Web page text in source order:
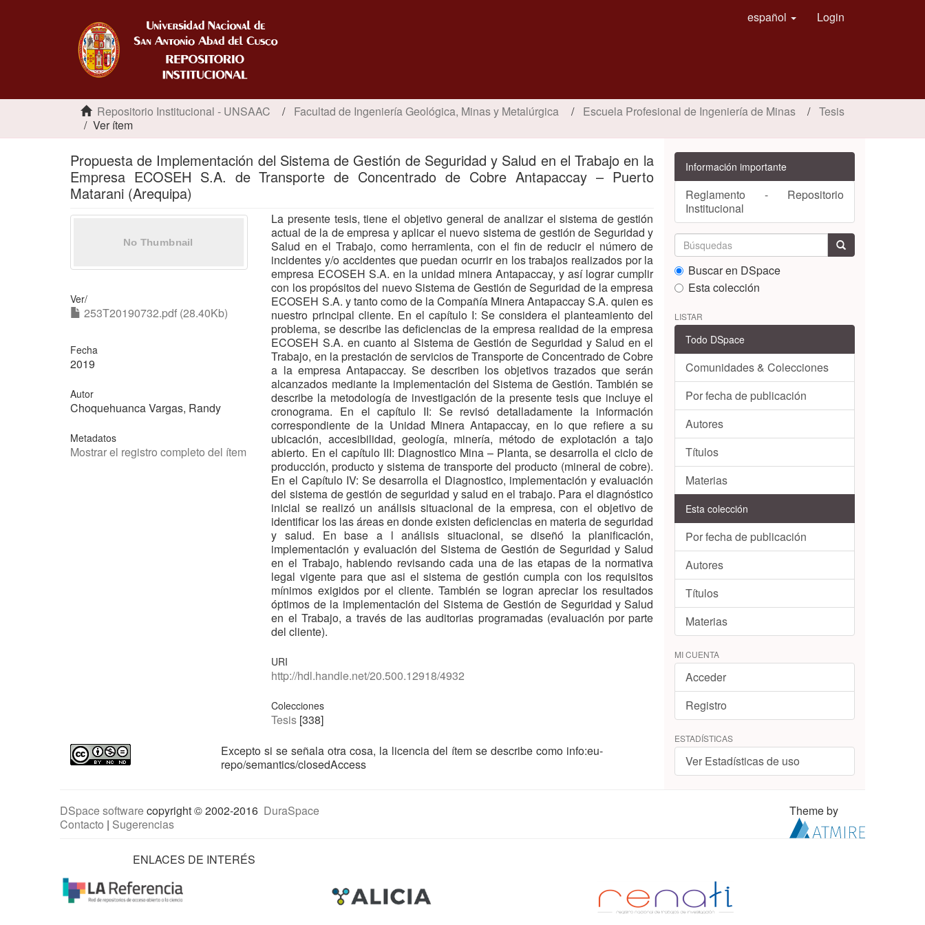
español Login
Repositorio Institucional - UNSAAC Facultad de Ingeniería Geológica, Minas y Metalúrgica Escuela Profesional de Ingeniería de Minas
Tesis
Ver ítem
Propuesta de Implementación del Sistema de Gestión de Seguridad y Salud en el Trabajo en la
Empresa ECOSEH S.A. de Transporte de Concentrado de Cobre Antapaccay – Puerto
Matarani (Arequipa)
Ver/
253T20190732.pdf (28.40Kb)
Fecha
2019
Autor
Choquehuanca Vargas, Randy
Metadatos
Mostrar el registro completo del ítem
La presente tesis, tiene el objetivo general de analizar el sistema de gestión
actual de la de empresa y aplicar el nuevo sistema de gestión de Seguridad y
Salud en el Trabajo, como herramienta, con el fin de reducir el número de
incidentes y/o accidentes que puedan ocurrir en los trabajos realizados por la
empresa ECOSEH S.A. en la unidad minera Antapaccay, y así lograr cumplir
con los propósitos del nuevo Sistema de Gestión de Seguridad de la empresa
ECOSEH S.A. y tanto como de la Compañía Minera Antapaccay S.A. quien es
nuestro principal cliente. En el capítulo I: Se considera el planteamiento del
problema, se describe las deficiencias de la empresa realidad de la empresa
ECOSEH S.A. en cuanto al Sistema de Gestión de Seguridad y Salud en el
Trabajo, en la prestación de servicios de Transporte de Concentrado de Cobre
a la empresa Antapaccay. Se describen los objetivos trazados que serán
alcanzados mediante la implementación del Sistema de Gestión. También se
describe la metodología de investigación de la presente tesis que incluye el
cronograma. En el capítulo II: Se revisó detalladamente la información
correspondiente de la Unidad Minera Antapaccay, en lo que refiere a su
ubicación, accesibilidad, geología, minería, método de explotación a tajo
abierto. En el capítulo III: Diagnostico Mina – Planta, se desarrolla el ciclo de
producción, producto y sistema de transporte del producto (mineral de cobre).
En el Capítulo IV: Se desarrolla el Diagnostico, implementación y evaluación
del sistema de gestión de seguridad y salud en el trabajo. Para el diagnóstico
inicial se realizó un análisis situacional de la empresa, con el objetivo de
identificar los las áreas en donde existen deficiencias en materia de seguridad
y salud. En base a l análisis situacional, se diseñó la planificación,
implementación y evaluación del Sistema de Gestión de Seguridad y Salud
en el Trabajo, habiendo revisando cada una de las etapas de la normativa
legal vigente para que asi el sistema de gestión cumpla con los requisitos
mínimos exigidos por el cliente. También se logran apreciar los resultados
óptimos de la implementación del Sistema de Gestión de Seguridad y Salud
en el Trabajo, a través de las auditorias programadas (evaluación por parte
del cliente).
URI
http://hdl.handle.net/20.500.12918/4932
Colecciones
Tesis [338]
Excepto si se señala otra cosa, la licencia del ítem se describe como info:eu-
repo/semantics/closedAccess
Información importante
Reglamento - Repositorio
Institucional
Buscar en DSpace
Esta colección
LISTAR
Todo DSpace
Comunidades & Colecciones
Por fecha de publicación
Autores
Títulos
Materias
Esta colección
Por fecha de publicación
Autores
Títulos
Materias
MI CUENTA
Acceder
Registro
ESTADÍSTICAS
Ver Estadísticas de uso
DSpace softwarecopyright © 2002-2016 DuraSpace
Contacto | Sugerencias
Theme by
ENLACES DE INTERÉS